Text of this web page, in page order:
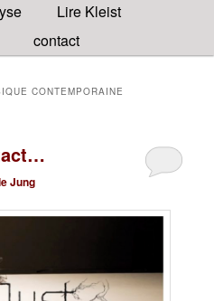
Lire Kleist
contact
CONTEMPORAINE
Jung